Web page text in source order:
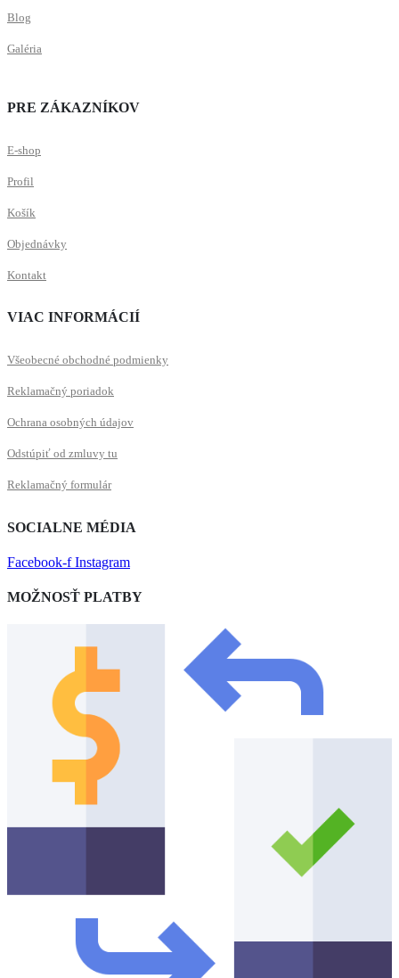
Blog
Galéria
PRE ZÁKAZNÍKOV
E-shop
Profil
Košík
Objednávky
Kontakt
VIAC INFORMÁCIÍ
Všeobecné obchodné podmienky
Reklamačný poriadok
Ochrana osobných údajov
Odstúpiť od zmluvy tu
Reklamačný formulár
SOCIALNE MÉDIA
Facebook-f Instagram
MOŽNOSŤ PLATBY